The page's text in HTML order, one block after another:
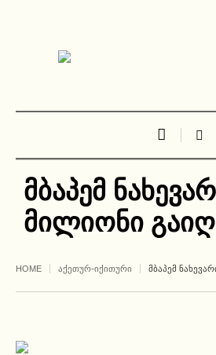
მბაპემ
მილიონი
HOME ᲐᲥᲔᲗᲣᲠ-ᲘᲥᲘᲗᲣᲠᲘ ᲛᲑᲐᲞᲔᲛ